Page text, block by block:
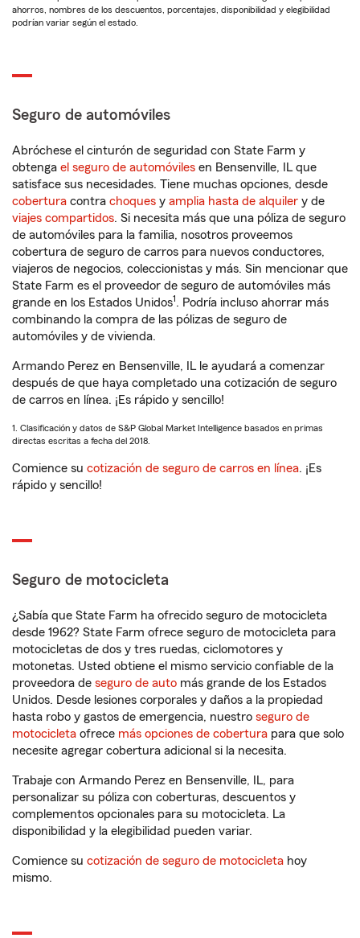
ahorros, nombres de los descuentos, porcentajes, disponibilidad y elegibilidad
podrían variar según el estado.
Seguro de automóviles
Abróchese el cinturón de seguridad con State Farm y
obtenga el seguro de automóviles en Bensenville, IL que
satisface sus necesidades. Tiene muchas opciones, desde
cobertura contra choques y amplia hasta de alquiler y de
viajes compartidos. Si necesita más que una póliza de seguro
de automóviles para la familia, nosotros proveemos
cobertura de seguro de carros para nuevos conductores,
viajeros de negocios, coleccionistas y más. Sin mencionar que
State Farm es el proveedor de seguro de automóviles más
grande en los Estados Unidos1. Podría incluso ahorrar más
combinando la compra de las pólizas de seguro de
automóviles y de vivienda.
Armando Perez en Bensenville, IL le ayudará a comenzar
después de que haya completado una cotización de seguro
de carros en línea. ¡Es rápido y sencillo!
1. Clasificación y datos de S&P Global Market Intelligence basados en primas
directas escritas a fecha del 2018.
Comience su cotización de seguro de carros en línea. ¡Es
rápido y sencillo!
Seguro de motocicleta
¿Sabía que State Farm ha ofrecido seguro de motocicleta
desde 1962? State Farm ofrece seguro de motocicleta para
motocicletas de dos y tres ruedas, ciclomotores y
motonetas. Usted obtiene el mismo servicio confiable de la
proveedora de seguro de auto más grande de los Estados
Unidos. Desde lesiones corporales y daños a la propiedad
hasta robo y gastos de emergencia, nuestro seguro de
motocicleta ofrece más opciones de cobertura para que solo
necesite agregar cobertura adicional si la necesita.
Trabaje con Armando Perez en Bensenville, IL, para
personalizar su póliza con coberturas, descuentos y
complementos opcionales para su motocicleta. La
disponibilidad y la elegibilidad pueden variar.
Comience su cotización de seguro de motocicleta hoy
mismo.